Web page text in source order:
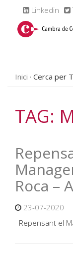
Linkedin
Inici Cerca per
TAG:
Roca –
23-07-2020
Repensant el